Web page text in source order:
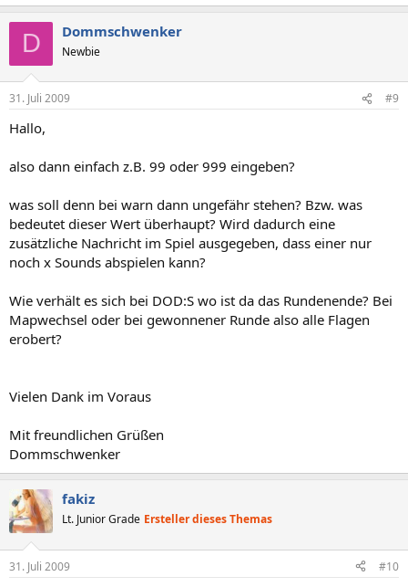
D Dommschwenker
Newbie
31. Juli 2009 #9
Hallo,
also dann einfach z.B. 99 oder 999 eingeben?
was soll denn bei warn dann ungefähr stehen? Bzw. was
bedeutet dieser Wert überhaupt? Wird dadurch eine
zusätzliche Nachricht im Spiel ausgegeben, dass einer nur
noch x Sounds abspielen kann?
Wie verhält es sich bei DOD:S wo ist da das Rundenende? Bei
Mapwechsel oder bei gewonnener Runde also alle Flagen
erobert?
Vielen Dank im Voraus
Mit freundlichen Grüßen
Dommschwenker
fakiz
Lt. Junior Grade Ersteller dieses Themas
31. Juli 2009 #10